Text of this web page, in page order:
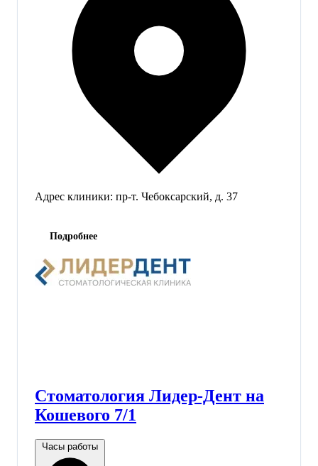
Адрес клиники: пр-т. Чебоксарский, д. 37
Подробнее
Стоматология Лидер-Дент на
Кошевого 7/1
Часы работы